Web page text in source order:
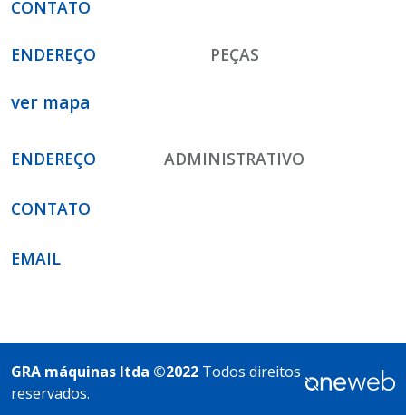
CONTATO
ENDEREÇO PEÇAS
ver mapa
ENDEREÇO ADMINISTRATIVO
CONTATO
EMAIL
GRA máquinas ltda ©2022 Todos direitos
reservados.